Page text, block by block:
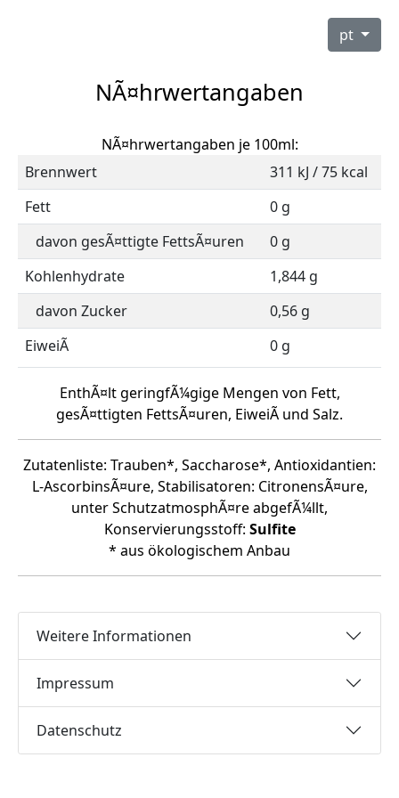
pt
NÃ¤hrwertangaben
NÃ¤hrwertangaben je 100ml:
Brennwert
311 kJ / 75 kcal
Fett
0 g
davon gesÃ¤ttigte FettsÃ¤uren
0 g
Kohlenhydrate
1,844 g
davon Zucker
0,56 g
EiweiÃ
0 g
EnthÃ¤lt geringfÃ¼gige Mengen von Fett,
gesÃ¤ttigten FettsÃ¤uren, EiweiÃ und Salz.
Zutatenliste: Trauben*, Saccharose*, Antioxidantien:
L-AscorbinsÃ¤ure, Stabilisatoren: CitronensÃ¤ure,
unter SchutzatmosphÃ¤re abgefÃ¼llt,
Konservierungsstoff: Sulfite
* aus ökologischem Anbau
Weitere Informationen
Impressum
Datenschutz